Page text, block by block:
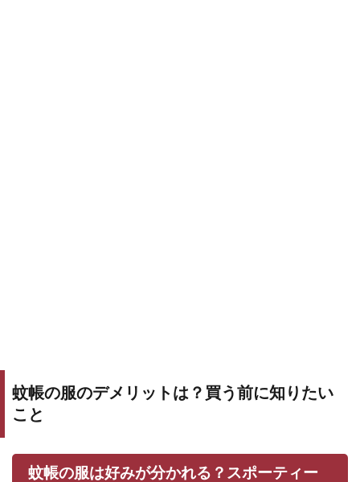
蚊帳の服のデメリットは？買う前に知りたい
こと
蚊帳の服は好みが分かれる？スポーティー